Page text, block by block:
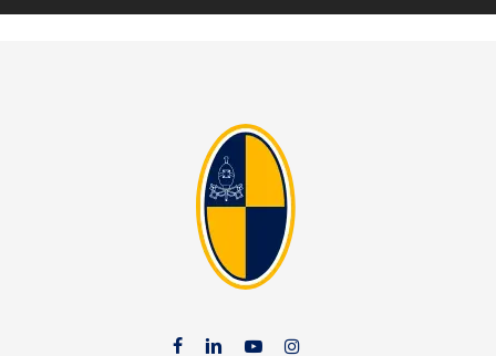
facebook
linkedin
youtube